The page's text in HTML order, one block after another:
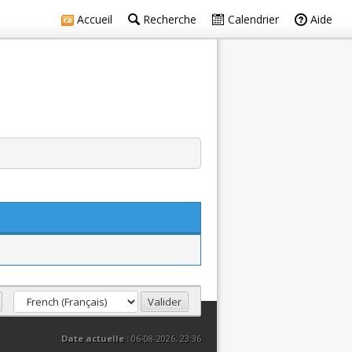
Accueil Recherche Calendrier Aide
Date actuelle :06-08-2026, 23:36